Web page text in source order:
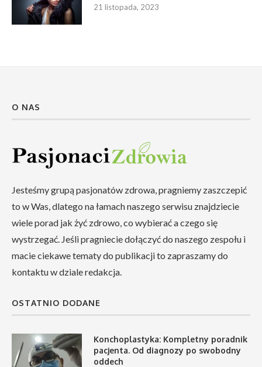
21 listopada, 2023
O NAS
Jesteśmy grupą pasjonatów zdrowa, pragniemy zaszczepić
to w Was, dlatego na łamach naszego serwisu znajdziecie
wiele porad jak żyć zdrowo, co wybierać a czego się
wystrzegać. Jeśli pragniecie dołączyć do naszego zespołu i
macie ciekawe tematy do publikacji to zapraszamy do
kontaktu w dziale redakcja.
OSTATNIO DODANE
Konchoplastyka: Kompletny poradnik
pacjenta. Od diagnozy po swobodny
oddech